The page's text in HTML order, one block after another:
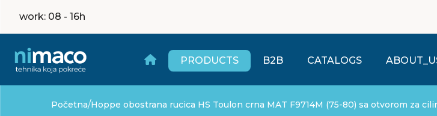
work: 08 - 16h
PRODUCTS B2B CATALOGS
Početna/Hoppe obostrana rucica HS Toulon crna MAT F9714M (75-80) sa otvorom za